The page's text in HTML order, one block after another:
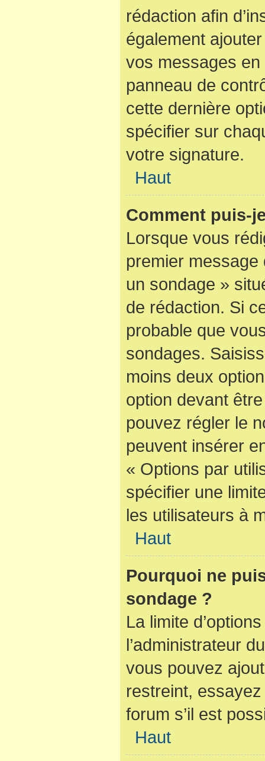
rédaction afin
également
vos messages
panneau de
cette dernière
spécifier sur
votre signature.
Haut
Comment puis-
Lorsque vous
premier message
un sondage »
de rédaction. Si
probable que
sondages.
moins deux
option devant
pouvez régler le
peuvent insérer
« Options par
spécifier une
les utilisateurs à
Haut
Pourquoi ne
sondage ?
La limite
l’administrateur
vous pouvez
restreint,
forum s’il est
Haut